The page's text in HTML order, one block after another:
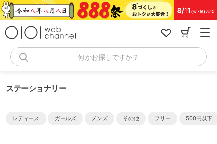
コ
ン
何かお探しですか？
ステーショナリー
レディース ガールズ メンズ その他 フリー 500円以下